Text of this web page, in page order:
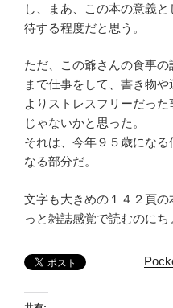
し、まあ、この本の意義
待する程度だと思う。
ただ、この爺さんの食事
まで仕事をして、書き物
よりストレスフリーだっ
じゃないかと思った。
それは、今年９５歳にな
なる部分だ。
文字も大きめの１４２頁
っと雑誌感覚で読むのにち